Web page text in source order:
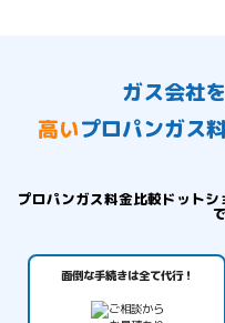
ガス会社
高いプロパンガス
プロパンガス料金比較ドットシ
面倒な手続きは全て代行！